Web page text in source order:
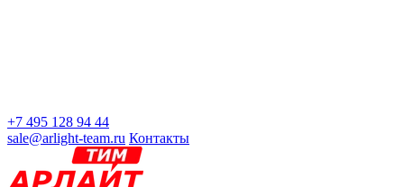
+7 495 128 94 44
sale@arlight-team.ru Контакты